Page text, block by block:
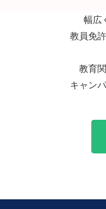
幅広
教員免
教育
キャン